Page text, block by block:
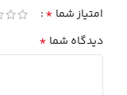
امتیاز شما *
دیدگاه شما *